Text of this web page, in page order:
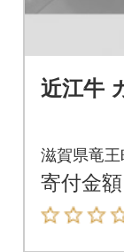
近江牛
滋賀県竜王
寄付金額